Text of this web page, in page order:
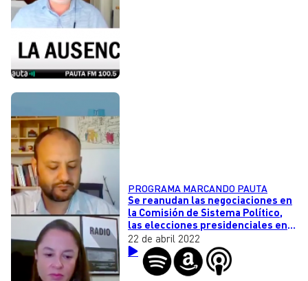
PROGRAMA MARCANDO PAUTA
Se reanudan las negociaciones en
la Comisión de Sistema Político,
las elecciones presidenciales en
Francia y la figura de Macron y la
subasta por la camiseta de
Maradona
22 de abril 2022